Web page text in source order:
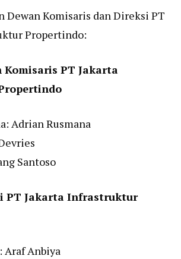
Dewan Komisaris dan Direksi PT
Propertindo:
Komisaris PT Jakarta
Adrian Rusmana
Santoso
PT Jakarta Infrastruktur
Araf Anbiya